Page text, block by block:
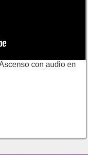
con audio en